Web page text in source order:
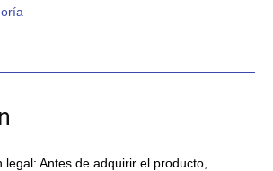
legal: Antes de adquirir el producto,